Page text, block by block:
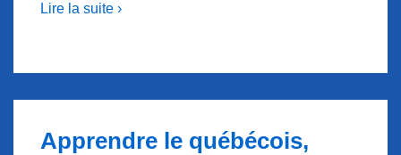
Lire la suite ›
Apprendre le québécois,